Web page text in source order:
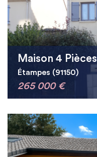
Maison 4 Pièces
Étampes (91150)
265 000 €